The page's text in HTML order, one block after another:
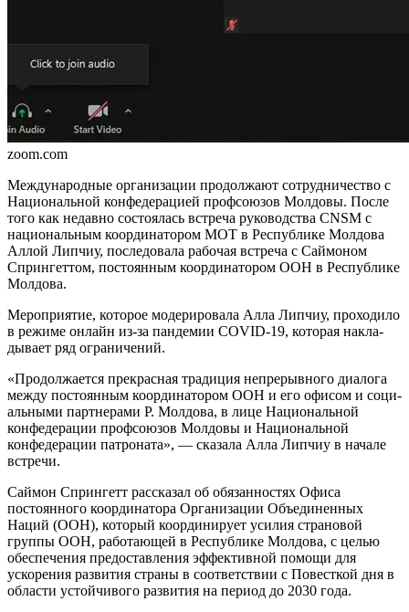
zoom.com
Международные организации про­должают сотрудничество с
Наци­ональной конфедерацией профсоюзов Молдовы. После
того как недавно состоялась встреча руко­водства CNSM с
национальным координатором МОТ в Республике Молдова
Аллой Липчиу, последовала рабочая встреча с Саймо­ном
Спрингеттом, постоянным координатором ООН в Республике
Молдова.
Мероприятие, которое модерировала Алла Липчиу, проходило
в режиме онлайн из-за пандемии COVID-19, которая накла­
дывает ряд ограничений.
«Продолжается прекрасная традиция непрерывного диалога
между постоянным координатором ООН и его офисом и соци­
альными партнерами Р. Молдова, в лице Национальной
конфедерации профсою­зов Молдовы и Национальной
конфедерации патроната», — сказала Алла Липчиу в начале
встречи.
Саймон Спрингетт рассказал об обязан­ностях Офиса
постоянного координатора Организации Объединенных
Наций (ООН), который координирует усилия страновой
группы ООН, работающей в Республике Молдова, с целью
обеспечения предо­ставления эффективной помощи для
ускорения развития страны в соответствии с Повесткой дня в
области устойчивого раз­вития на период до 2030 года.